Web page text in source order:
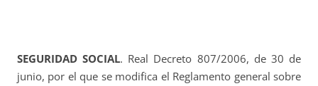
SEGURIDAD SOCIAL. Real Decreto 807/2006, de 30 de
junio, por el que se modifica el Reglamento general sobre